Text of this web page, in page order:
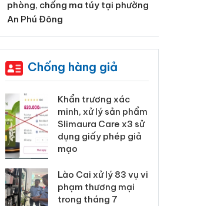
phòng, chống ma túy tại phường
An Phú Đông
Chống hàng giả
Khẩn trương xác
minh, xử lý sản phẩm
Slimaura Care x3 sử
dụng giấy phép giả
mạo
Lào Cai xử lý 83 vụ vi
phạm thương mại
trong tháng 7